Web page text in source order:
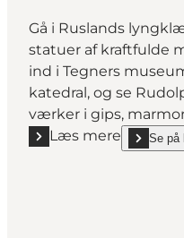
Gå i Ruslands
statuer af kraftfulde
ind i Tegners
katedral, og se
værker i gips,
Læs mere
Læs mere "Rudolph
Se på
show